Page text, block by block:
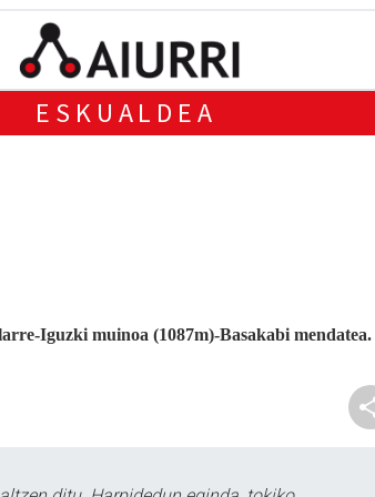
ESKUALDEA
Iguzki muinoa (1087m)-Basakabi mendatea.